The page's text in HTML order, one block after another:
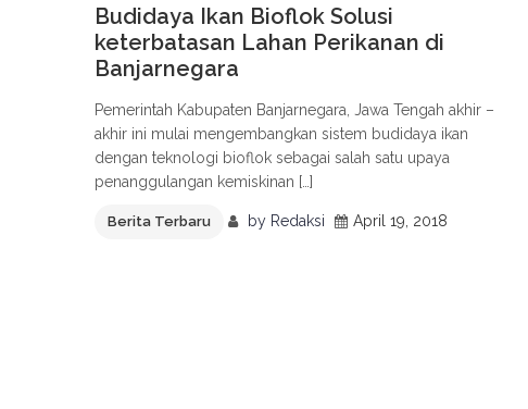
Budidaya Ikan Bioflok Solusi
keterbatasan Lahan Perikanan di
Banjarnegara
Pemerintah Kabupaten Banjarnegara, Jawa Tengah akhir –
akhir ini mulai mengembangkan sistem budidaya ikan
dengan teknologi bioflok sebagai salah satu upaya
penanggulangan kemiskinan […]
Berita Terbaru by Redaksi April 19, 2018